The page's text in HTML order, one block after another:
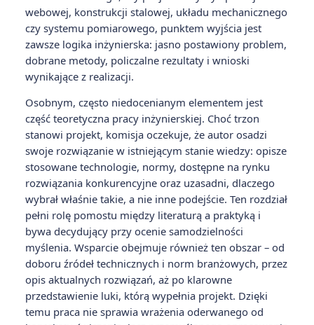
webowej, konstrukcji stalowej, układu mechanicznego
czy systemu pomiarowego, punktem wyjścia jest
zawsze logika inżynierska: jasno postawiony problem,
dobrane metody, policzalne rezultaty i wnioski
wynikające z realizacji.
Osobnym, często niedocenianym elementem jest
część teoretyczna pracy inżynierskiej. Choć trzon
stanowi projekt, komisja oczekuje, że autor osadzi
swoje rozwiązanie w istniejącym stanie wiedzy: opisze
stosowane technologie, normy, dostępne na rynku
rozwiązania konkurencyjne oraz uzasadni, dlaczego
wybrał właśnie takie, a nie inne podejście. Ten rozdział
pełni rolę pomostu między literaturą a praktyką i
bywa decydujący przy ocenie samodzielności
myślenia. Wsparcie obejmuje również ten obszar – od
doboru źródeł technicznych i norm branżowych, przez
opis aktualnych rozwiązań, aż po klarowne
przedstawienie luki, którą wypełnia projekt. Dzięki
temu praca nie sprawia wrażenia oderwanego od